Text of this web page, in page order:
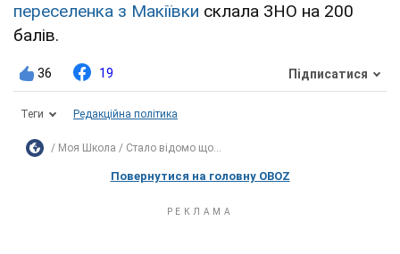
переселенка з Макіївки склала ЗНО на 200
балів.
36 19 Підписатися
Теги Редакційна політика
Моя Школа Стало відомо що...
Повернутися на головну OBOZ